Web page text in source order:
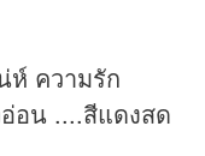
ห์ ความรัก
อน ....สีแดงสด